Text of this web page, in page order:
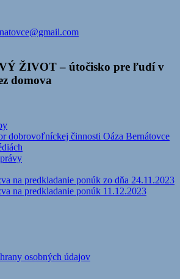
ŽIVOT – útočisko pre ľudí v
domova
dobrovoľníckej činnosti Oáza Bernátovce
na predkladanie ponúk zo dňa 24.11.2023
na predkladanie ponúk 11.12.2023
osobných údajov